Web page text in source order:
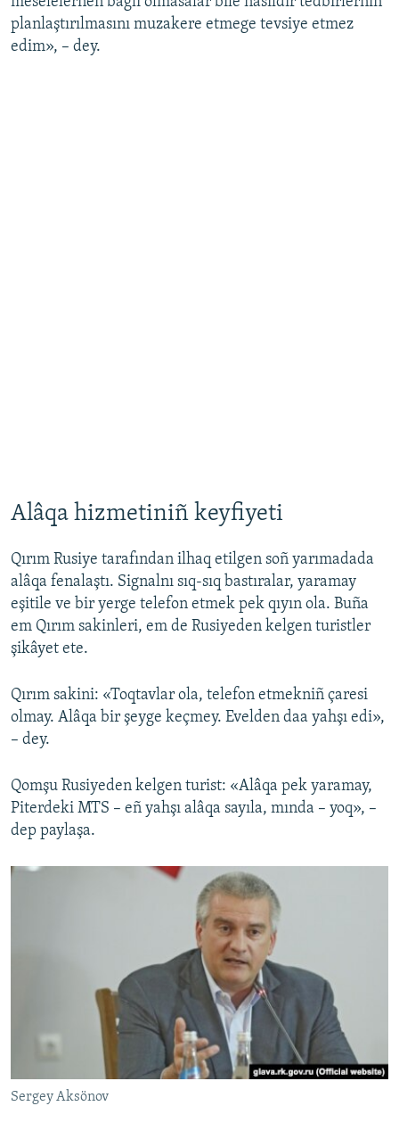
planlaştırılmasını muzakere etmege tevsiye etmez
edim», – dey.
Alâqa hizmetiniñ keyfiyeti
Qırım Rusiye tarafından ilhaq etilgen soñ yarımadada
alâqa fenalaştı. Signalnı sıq-sıq bastıralar, yaramay
eşitile ve bir yerge telefon etmek pek qıyın ola. Buña
em Qırım sakinleri, em de Rusiyeden kelgen turistler
şikâyet ete.
Qırım sakini: «Toqtavlar ola, telefon etmekniñ çaresi
olmay. Alâqa bir şeyge keçmey. Evelden daa yahşı edi»,
– dey.
Qomşu Rusiyeden kelgen turist: «Alâqa pek yaramay,
Piterdeki MTS – eñ yahşı alâqa sayıla, mında – yoq», –
dep paylaşa.
Sergey Aksönov